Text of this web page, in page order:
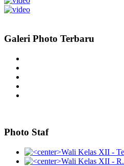
Galeri Photo Terbaru
Photo Staf